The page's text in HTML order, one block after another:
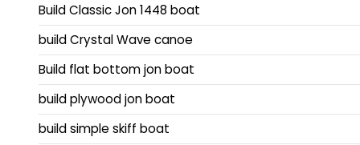
Build Classic Jon 1448 boat
build Crystal Wave canoe
Build flat bottom jon boat
build plywood jon boat
build simple skiff boat